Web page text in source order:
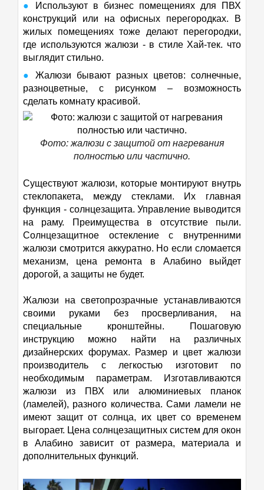
Используют в бизнес помещениях для ПВХ
конструкций или на офисных перегородках. В
жилых помещениях тоже делают перегородки,
где используются жалюзи - в стиле Хай-тек. что
выглядит стильно.
Жалюзи бывают разных цветов: солнечные,
разноцветные, с рисунком – возможность
сделать комнату красивой.
Фото: жалюзи с защитой от нагревания
полностью или частично.
Существуют жалюзи, которые монтируют внутрь
стеклопакета, между стеклами. Их главная
функция - солнцезащита. Управление выводится
на раму. Преимущества в отсутствие пыли.
Солнцезащитное остекление с внутренними
жалюзи смотрится аккуратно. Но если сломается
механизм, цена ремонта в Алабино выйдет
дорогой, а защиты не будет.
Жалюзи на светопрозрачные устанавливаются
своими руками без просверливания, на
специальные кронштейны. Пошаговую
инструкцию можно найти на различных
дизайнерских форумах. Размер и цвет жалюзи
производитель с легкостью изготовит по
необходимым параметрам. Изготавливаются
жалюзи из ПВХ или алюминиевых планок
(ламелей), разного количества. Сами ламели не
имеют защит от солнца, их цвет со временем
выгорает. Цена солнцезащитных систем для окон
в Алабино зависит от размера, материала и
дополнительных функций.